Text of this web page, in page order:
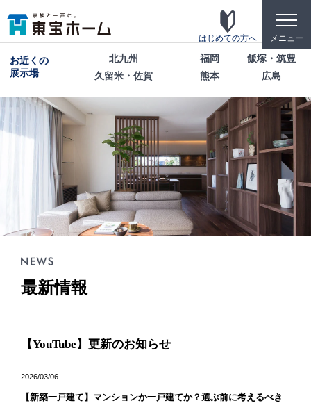
toggle
メニュー
はじめての方へ
東宝ホームの家づくり
家がお施主様にとって「満足して喜ばれている
家」になっている事を目指して・・・
家づくりのこだわり
東宝ホームが自信を持ってお伝えできる「高品
テクノロジー
ZEH
と当社のZEH住宅普及への取り組み
お近くの
展示場
北九州 福岡
飯塚・筑豊
久留米・佐賀
熊本 広島
最新情報
【YouTube】更新のお知らせ
2026/03/06
【新築一戸建て】マンションか一戸建てか？選ぶ前に考えるべき